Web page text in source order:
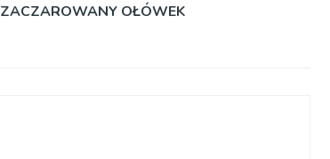
ZACZAROWANY OŁÓWEK